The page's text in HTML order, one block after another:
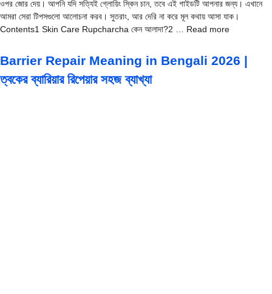
ওপর জোর দেয়। আপনি যদি সত্যিই গ্লোয়িং স্কিন চান, তবে এই গাইডটি আপনার জন্য। এখানে
আমরা সেরা টিপসগুলো আলোচনা করব। সুতরাং, আর দেরি না করে মূল কথায় আসা যাক।
Contents1 Skin Care Rupcharcha কেন আলাদা?2 … Read more
Barrier Repair Meaning in Bengali 2026 |
ত্বকের ব্যারিয়ার রিপেয়ার সহজ ব্যাখ্যা